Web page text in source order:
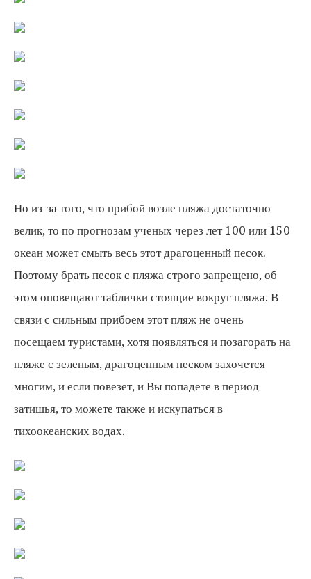
Но из-за того, что прибой возле пляжа достаточно
велик, то по прогнозам ученых через лет 100 или 150
океан может смыть весь этот драгоценный песок.
Поэтому брать песок с пляжа строго запрещено, об
этом оповещают таблички стоящие вокруг пляжа. В
связи с сильным прибоем этот пляж не очень
посещаем туристами, хотя появляться и позагорать на
пляже с зеленым, драгоценным песком захочется
многим, и если повезет, и Вы попадете в период
затишья, то можете также и искупаться в
тихоокеанских водах.